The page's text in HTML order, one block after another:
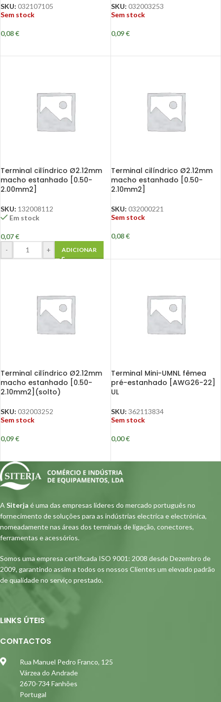
SKU: 032107105
Sem stock
0,08€
SKU: 032003253
Sem stock
0,09€
Terminal cilíndrico Ø2.12mm
macho estanhado [0.50-
2.00mm2]
SKU: 132008112
Em stock
0,07€
-
+ ADICIONAR
Terminal cilíndrico Ø2.12mm
macho estanhado [0.50-
2.10mm2]
SKU: 032000221
Sem stock
0,08€
Terminal cilíndrico Ø2.12mm
macho estanhado [0.50-
2.10mm2](solto)
SKU: 032003252
Sem stock
0,09€
Terminal Mini-UMNL fêmea
pré-estanhado [AWG26-22]
UL
SKU: 362113834
Sem stock
0,00€
A Siterja é uma das empresas lideres do mercado português no
fornecimento de soluções para as indústrias electrica e electrónica,
nomeadamente nas áreas dos terminais de ligação, conectores,
ferramentas e acessórios.
Somos uma empresa certificada ISO 9001: 2008 desde Dezembro de
2009, garantindo assim a todos os nossos Clientes um elevado padrão
de qualidade no serviço prestado.
LINKS ÚTEIS
CONTACTOS
Rua Manuel Pedro Franco, 125
Várzea do Andrade
2670-734 Fanhões
Portugal